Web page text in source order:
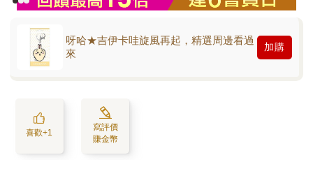
呀哈★吉伊卡哇旋風再起，精選周邊看過
來
加購
喜歡+1
寫評價
賺金幣